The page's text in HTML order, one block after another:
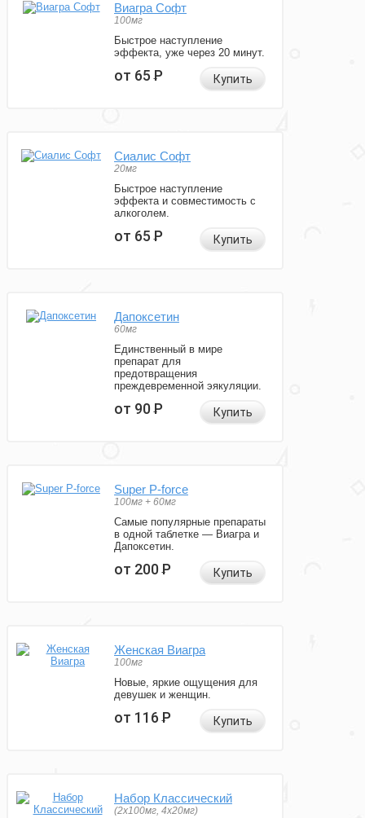
Виагра Софт
100мг
Быстрое наступление
эффекта, уже через 20 минут.
от 65Р Купить
Сиалис Софт
20мг
Быстрое наступление
эффекта и совместимость с
алкоголем.
от 65Р Купить
Дапоксетин
60мг
Единственный в мире
препарат для
предотвращения
преждевременной эякуляции.
от 90Р Купить
Super P-force
100мг + 60мг
Самые популярные препараты
в одной таблетке — Виагра и
Дапоксетин.
от 200Р Купить
Женская Виагра
100мг
Новые, яркие ощущения для
девушек и женщин.
от 116Р Купить
Набор Классический
(2x100мг, 4x20мг)